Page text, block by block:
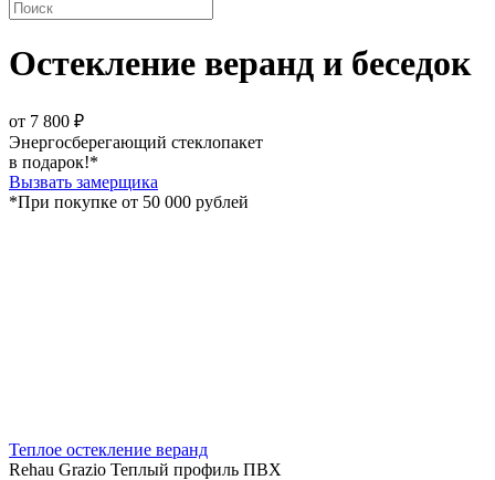
Остекление веранд и беседок
от 7 800 ₽
Энергосберегающий стеклопакет
в подарок!*
Вызвать замерщика
*При покупке от 50 000 рублей
Теплое остекление веранд
Rehau Grazio Теплый профиль ПВХ